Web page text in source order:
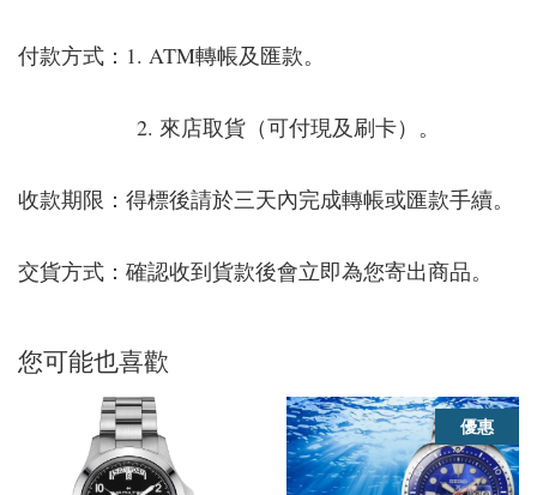
付款方式：1. ATM轉帳及匯款。
2. 來店取貨（可付現及刷卡）。
收款期限：得標後請於三天內完成轉帳或匯款手續。
交貨方式：確認收到貨款後會立即為您寄出商品。
您可能也喜歡
優惠